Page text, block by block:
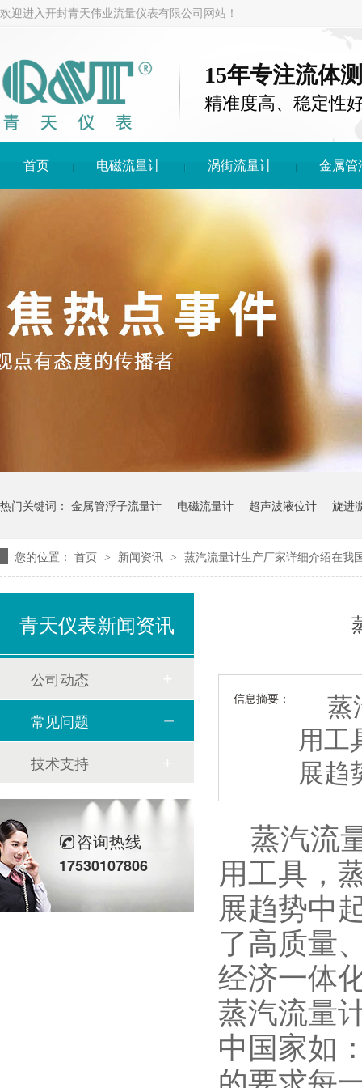
欢迎进入开封青天伟业流量仪表有限公司网站！
15年专注流体
精准度高、稳定性
首页 电磁流量计 涡街流量计 金属管
热门关键词： 金属管浮子流量计 电磁流量计 超声波液位计 旋进
您的位置： 首页 > 新闻资讯 > 蒸汽流量计生产厂家详细介绍在我
信息摘要：
蒸
用工
展趋
蒸汽流
用工具，
展趋势中
了高质量
经济一体
蒸汽流量
中国家如
青天仪表新闻资讯
公司动态
常见问题
技术支持
咨询热线
17530107806